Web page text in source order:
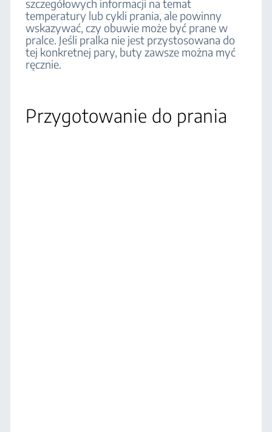
szczegółowych informacji na temat
temperatury lub cykli prania, ale powinny
wskazywać, czy obuwie może być prane w
pralce. Jeśli pralka nie jest przystosowana do
tej konkretnej pary, buty zawsze można myć
ręcznie.
Przygotowanie do prania